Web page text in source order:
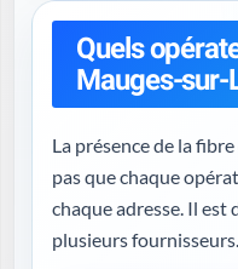
Quels
Mauges-sur-
La présence de la
pas que chaque
chaque adresse. Il est donc conseillé de comparer
plusieurs fournisseurs.